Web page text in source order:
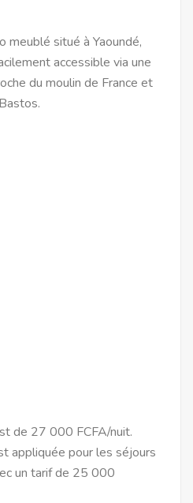
meublé situé à Yaoundé,
accessible via une
du moulin de France et
de 27 000 FCFA/nuit.
appliquée pour les séjours
un tarif de 25 000